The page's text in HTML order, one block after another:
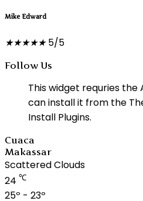
Mike Edward
★★★★★5/5
Follow Us
This widget requries the
can install it from the
Install Plugins.
Cuaca
Makassar
Scattered Clouds
24 ℃
25º - 23º